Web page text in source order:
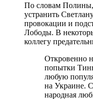
По словам Полины,
устранить
провокации и
Лободы. В
коллегу
Откровенно
попытки
любую
на Украине.
народная